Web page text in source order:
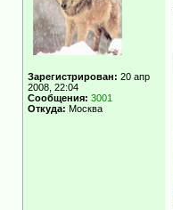
Зарегистрирован: 20 апр
2008, 22:04
Сообщения: 3001
Откуда: Москва